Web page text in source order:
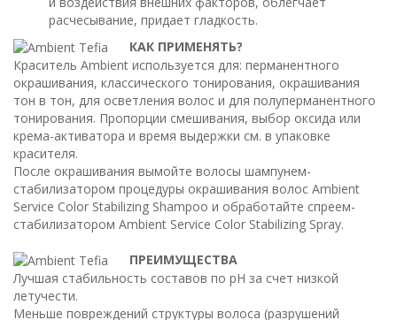
расчесывание, придает гладкость.
КАК ПРИМЕНЯТЬ?
Краситель Ambient используется для: перманентного
окрашивания, классического тонирования, окрашивания
тон в тон, для осветления волос и для полуперманентного
тонирования. Пропорции смешивания, выбор оксида или
крема-активатора и время выдержки см. в упаковке
красителя.
После окрашивания вымойте волосы шампунем-
стабилизатором процедуры окрашивания волос Ambient
Service Color Stabilizing Shampoo и обработайте спреем-
стабилизатором Ambient Service Color Stabilizing Spray.
ПРЕИМУЩЕСТВА
Лучшая стабильность составов по pH за счет низкой
летучести.
Меньше повреждений структуры волоса (разрушений